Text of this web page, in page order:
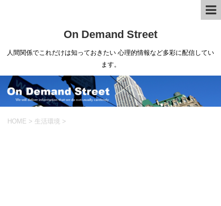
On Demand Street
人間関係でこれだけは知っておきたい 心理的情報など多彩に配信してい
ます。
HOME > 生活環境 >